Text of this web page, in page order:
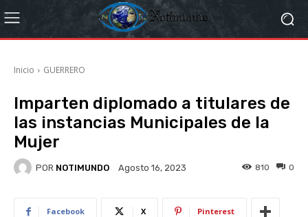
Inicio GUERRERO
Imparten diplomado a titulares de
las instancias Municipales de la
Mujer
POR NOTIMUNDO Agosto 16, 2023 0
810
Facebook X Pinterest